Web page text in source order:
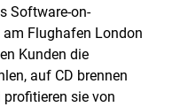
Software-on-
Flughafen London
Kunden die
auf CD brennen
sie von